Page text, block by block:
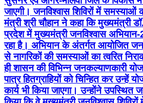
जाएगी। जनविश्वास शिविरों में समस्याओं
मंत्री श्री चौहान ने कहा कि मुख्यमंत्री
प्रदेश में मुख्यमंत्री जनविश्वास
रहा है। अभियान के अंतर्गत आयोजित
से नागरिकों की समस्याओं का त्वरित
ही शासन की विभिन्न जनकल्याणकारी
पात्र हितग्राहियों को चिन्हित कर उन्हें
कार्य भी किया जाएगा। उन्होंने